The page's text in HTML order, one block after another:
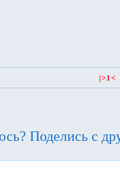
>1<
Поделись с